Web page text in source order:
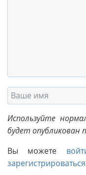
Используйте
будет опубликован
Вы можете
зарегистрироваться